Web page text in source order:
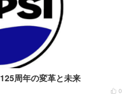
周年の変革と未来
 0